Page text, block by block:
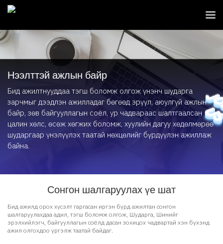
Нээлттэй ажлын байр
Бид ажилтнууддаа тэгш боломж олгож үнэнч шударга
зарчмыг дээдлэн ажилладаг бөгөөд эрүүл, аюулгүй ажлын
байр, зөв байгууллагын соёл, ур чадвараас шалтгаалсан
цалин хөлс, өсөж хөгжих боломж, хуулийн дагуу хөдөлмөрөө
шударгаар үнэлүүлэх таатай нөхцөлийг бүрдүүлэн ажиллаж
байна.
Сонгон шалгаруулах үе шат
Бид ажилд орох хүсэлт гаргасан иргэн бүрд ажилтан сонгон
шалгаруулахдаа адил, тэгш боломж олгож, Шударга, Шинийг
эрэлхийлэгч, байгууллагын соёлд дасан зохицох чадвартай хэн бүхэнд
ажил олгохдоо үргэлж таатай байдаг.